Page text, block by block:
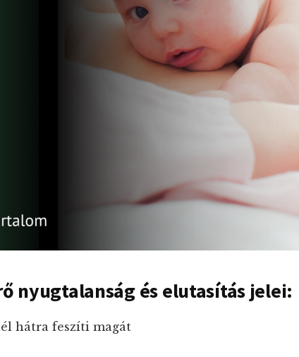
nyugtalanság és elutasítás jelei:
hátra feszíti magát